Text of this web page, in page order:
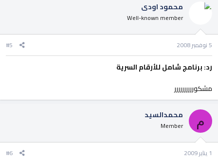
محمود اودى
Well-known member
5 نوفمبر 2008 #5
رد: برنامج شامل للأرقام السرية
مشكورررررررررر
م محمدالسيد
Member
1 يناير 2009 #6